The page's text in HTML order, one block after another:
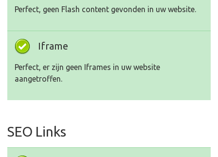
Perfect, geen Flash content gevonden in uw website.
Iframe
Perfect, er zijn geen Iframes in uw website
aangetroffen.
SEO Links